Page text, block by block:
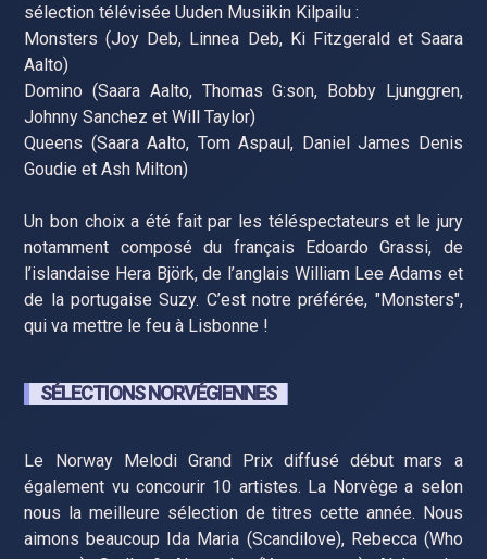
sélection télévisée Uuden Musiikin Kilpailu :
Monsters (Joy Deb, Linnea Deb, Ki Fitzgerald et Saara
Aalto)
Domino (Saara Aalto, Thomas G:son, Bobby Ljunggren,
Johnny Sanchez et Will Taylor)
Queens (Saara Aalto, Tom Aspaul, Daniel James Denis
Goudie et Ash Milton)
Un bon choix a été fait par les téléspectateurs et le jury
notamment composé du français Edoardo Grassi, de
l’islandaise Hera Björk, de l’anglais William Lee Adams et
de la portugaise Suzy. C’est notre préférée, "Monsters",
qui va mettre le feu à Lisbonne !
SÉLECTIONS NORVÉGIENNES
Le Norway Melodi Grand Prix diffusé début mars a
également vu concourir 10 artistes. La Norvège a selon
nous la meilleure sélection de titres cette année. Nous
aimons beaucoup Ida Maria (Scandilove), Rebecca (Who